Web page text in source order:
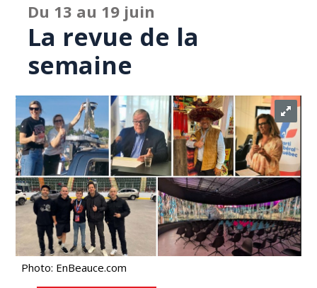
Du 13 au 19 juin
La revue de la
semaine
Photo: EnBeauce.com